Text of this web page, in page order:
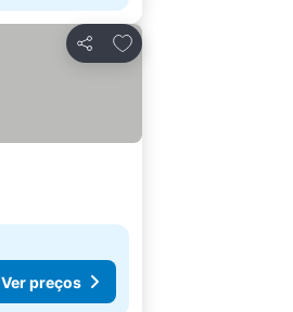
Partilhar
Adicionar aos favoritos
Ver preços